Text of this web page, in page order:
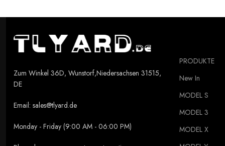
Zum Winkel 36D, Wunstorf,Niedersachsen 31515,
DE
Email: sales@tlyard.de
Monday - Friday (9:00 AM - 06:00 PM)
PRODUKTE
New In
MODEL S
MODEL 3
MODEL X